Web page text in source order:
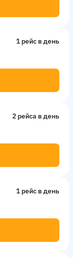
1 рейс в день
2 рейсa в день
1 рейс в день